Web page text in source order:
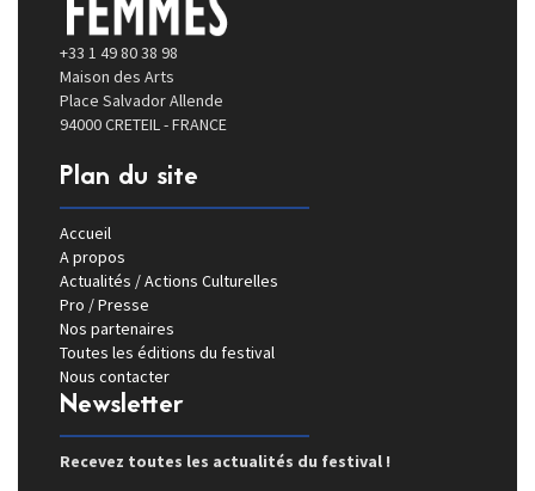
+33 1 49 80 38 98
Maison des Arts
Place Salvador Allende
94000 CRETEIL - FRANCE
Plan du site
Accueil
A propos
Actualités / Actions Culturelles
Pro / Presse
Nos partenaires
Toutes les éditions du festival
Nous contacter
Newsletter
Recevez toutes les actualités du festival !